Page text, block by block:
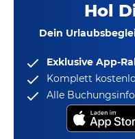
Hol
Dein
Exklusive App-
Komplett
Alle